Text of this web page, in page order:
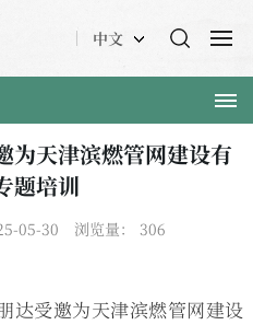
中文
为天津滨燃管网建设有
题培训
05-30 浏览量： 306
达受邀为天津滨燃管网建设